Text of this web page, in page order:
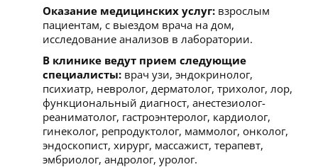
Оказание медицинских услуг: взрослым
пациентам, с выездом врача на дом,
исследование анализов в лаборатории.
В клинике ведут прием следующие
специалисты: врач узи, эндокринолог,
психиатр, невролог, дерматолог, трихолог, лор,
функциональный диагност, анестезиолог-
реаниматолог, гастроэнтеролог, кардиолог,
гинеколог, репродуктолог, маммолог, онколог,
эндоскопист, хирург, массажист, терапевт,
эмбриолог, андролог, уролог.